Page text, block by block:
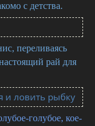
с детства.
переливаясь
рай для
и ловить рыбку
голубое, кое-